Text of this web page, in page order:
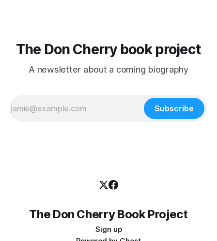
The Don Cherry book project
A newsletter about a coming biography
Subscribe
The Don Cherry Book Project
Sign up